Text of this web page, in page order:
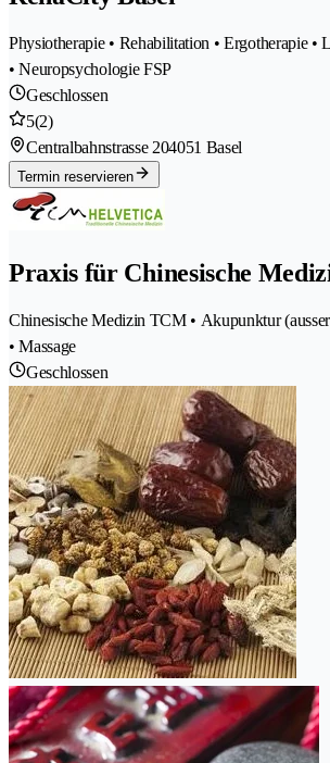
Physiotherapie • Rehabilitation • Ergotherapie •
• Neuropsychologie FSP
Geschlossen
5(2)
Centralbahnstrasse 204051 Basel
Termin reservieren
Praxis für Chinesische
Chinesische Medizin TCM • Akupunktur
• Massage
Geschlossen